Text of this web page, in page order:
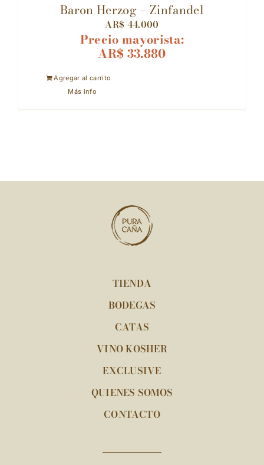
Baron Herzog – Zinfandel
AR$ 44.000
Precio mayorista:
AR$ 33.880
Agregar al carrito
Más info
TIENDA
BODEGAS
CATAS
VINO KOSHER
EXCLUSIVE
QUIENES SOMOS
CONTACTO